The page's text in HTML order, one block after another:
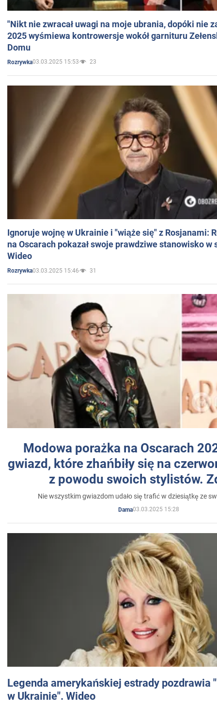
"Nikt nie zwracał uwagi na moje ubrania, dopóki nie
2025 wyśmiewa kontrowersje wokół garnituru
Domu
Rozrywka03.03.2025 15:53 23
Ignoruje wojnę w Ukrainie i "wiąże się" z Rosjanami:
na Oscarach pokazał swoje prawdziwe stanowisko w
Wideo
Rozrywka03.03.2025 15:46 31
Modowa porażka na Oscarach
gwiazd, które zhańbiły się na
z powodu swoich stylistów.
Nie wszystkim gwiazdom udało się trafić w dziesiątkę ze
Dama03.03.2025 15:28
Legenda amerykańskiej estrady pozdrawia
w Ukrainie". Wideo